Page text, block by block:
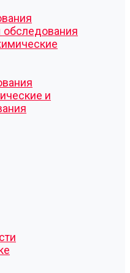
обследования
и